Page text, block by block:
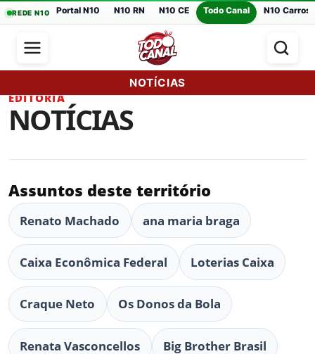
REDE N10 Portal N10 N10 RN N10 CE Todo Canal N10 Carros
NOTÍCIAS
EDITORIA
NOTÍCIAS
Assuntos deste território
Renato Machado ana maria braga
Caixa Econômica Federal Loterias Caixa
Craque Neto Os Donos da Bola
Renata Vasconcellos Big Brother Brasil